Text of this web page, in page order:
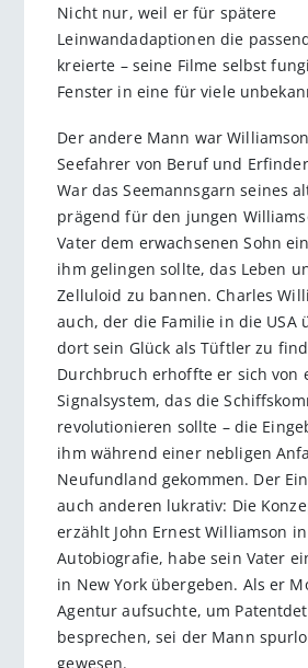
Nicht nur, weil er für spätere
Leinwandadaptionen die
kreierte – seine Filme selbst
Fenster in eine für viele
Der andere Mann war
Seefahrer von Beruf und
War das Seemannsgarn seines
prägend für den jungen
Vater dem erwachsenen Sohn
ihm gelingen sollte, das Leben
Zelluloid zu bannen. Charles
auch, der die Familie in die USA
dort sein Glück als Tüftler zu
Durchbruch erhoffte er sich von
Signalsystem, das die
revolutionieren sollte – die
ihm während einer nebligen
Neufundland gekommen. Der
auch anderen lukrativ: Die
erzählt John Ernest Williamson
Autobiografie, habe sein Vater
in New York übergeben. Als er
Agentur aufsuchte, um
besprechen, sei der Mann
gewesen.